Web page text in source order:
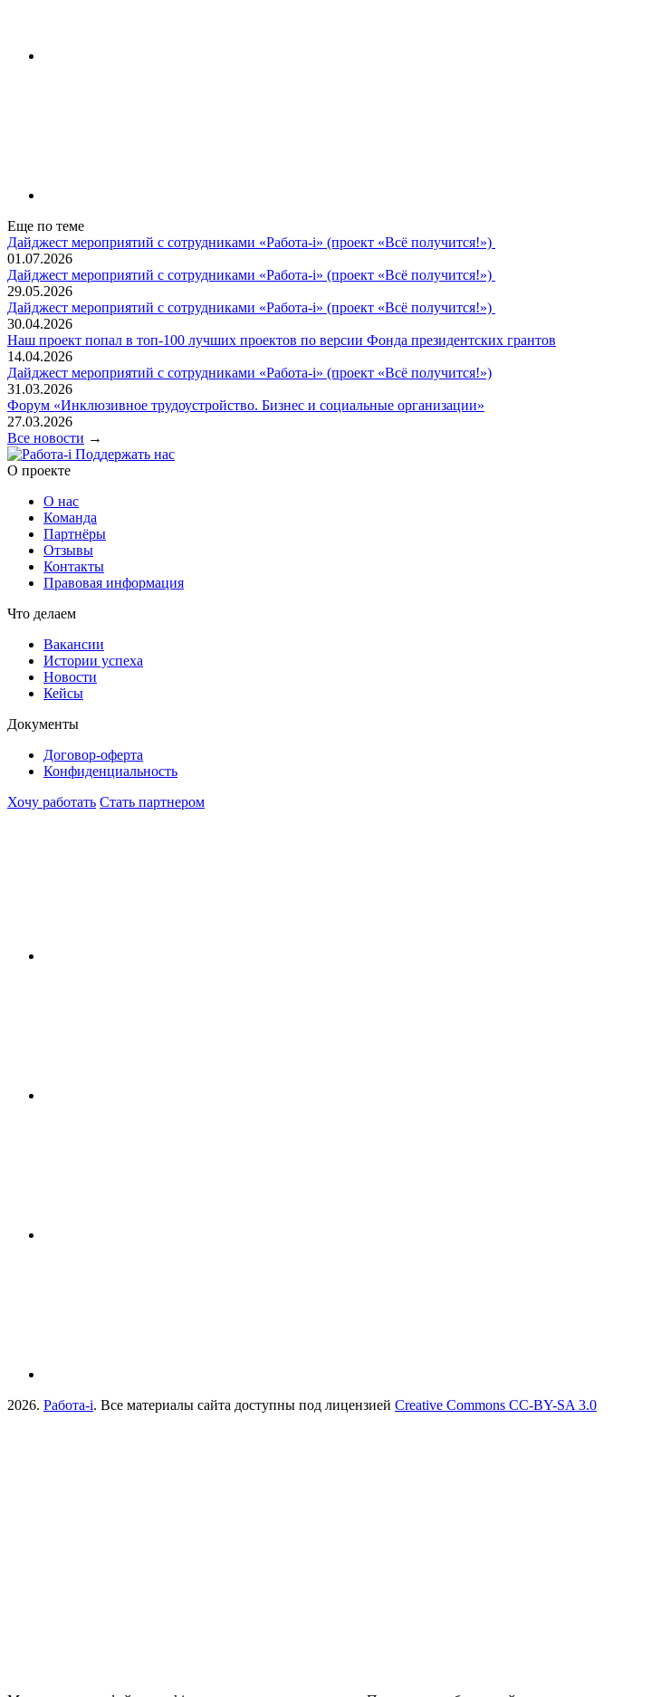
Еще по теме
Дайджест мероприятий с сотрудниками «Работа-i» (проект «Всё получится!»)
01.07.2026
Дайджест мероприятий с сотрудниками «Работа-i» (проект «Всё получится!»)
29.05.2026
Дайджест мероприятий с сотрудниками «Работа-i» (проект «Всё получится!»)
30.04.2026
Наш проект попал в топ‑100 лучших проектов по версии Фонда президентских грантов
14.04.2026
Дайджест мероприятий с сотрудниками «Работа-i» (проект «Всё получится!»)
31.03.2026
Форум «Инклюзивное трудоустройство. Бизнес и социальные организации»
27.03.2026
Все новости →
Поддержать нас
O проекте
О нас
Команда
Партнёры
Отзывы
Контакты
Правовая информация
Что делаем
Вакансии
Истории успеха
Новости
Кейсы
Документы
Договор-оферта
Конфиденциальность
Хочу работать Стать партнером
2026. Работа-i. Все материалы сайта доступны под лицензией Creative Commons СС-BY-SA 3.0